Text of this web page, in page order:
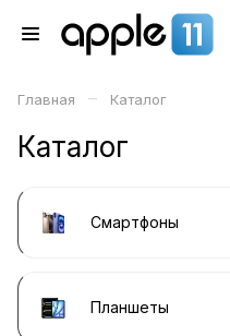
Главная – Каталог
Каталог
Смартфоны
Планшеты